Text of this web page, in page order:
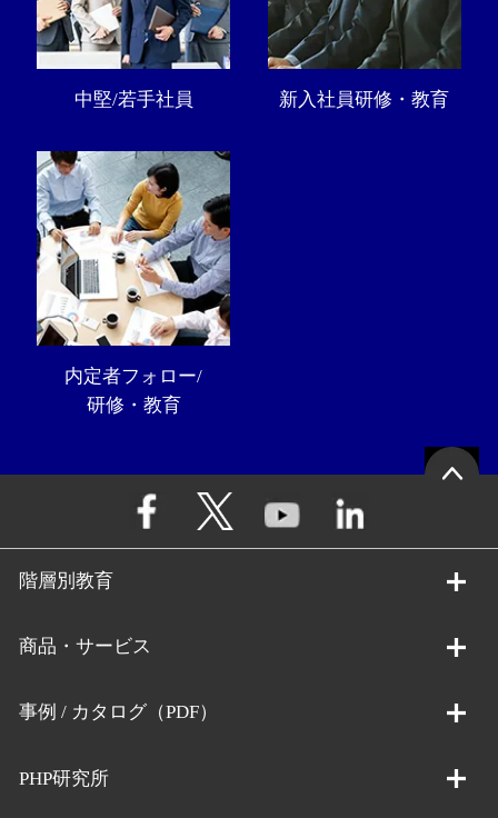
中堅/若手社員 新入社員研修・教育
内定者フォロー/
研修・教育
階層別教育
商品・サービス
事例 / カタログ（PDF）
PHP研究所